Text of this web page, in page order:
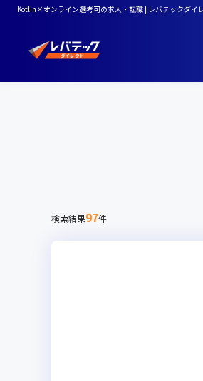
Kotlin×オンライン選考可の求人・転職 | レバテックダイ
検索結果97件